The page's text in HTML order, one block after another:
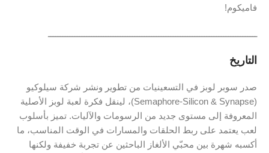
فاميكوم!
ـــــــــــــــــــــــــــــــــــــــــــــــــــــــــــــــــــــــــــــــــــــــ
التاريخ
صدر سوبر لوبز في التسعينيات من تطوير ونشر شركة سيلوكيو
(Semaphore-Silicon & Synapse)، لينقل فكرة لعبة لوبز الأصلية
المعروفة إلى مستوى جديد من الرسومات والآليات. تميز بأسلوب
لعب يعتمد على ربط الحلقات والمسارات في الوقت المناسب، ما
أكسبه شهرة بين محبّي الألغاز الباحثين عن تجربة خفيفة ولكنها